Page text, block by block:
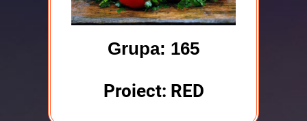
Grupa: 165
Proiect: RED